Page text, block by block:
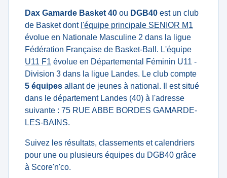
Dax Gamarde Basket 40 ou DGB40 est un club
de Basket dont l'équipe principale SENIOR M1
évolue en Nationale Masculine 2 dans la ligue
Fédération Française de Basket-Ball. L'équipe
U11 F1 évolue en Départemental Féminin U11 -
Division 3 dans la ligue Landes. Le club compte
5 équipes allant de jeunes à national. Il est situé
dans le département Landes (40) à l'adresse
suivante : 75 RUE ABBE BORDES GAMARDE-
LES-BAINS.
Suivez les résultats, classements et calendriers
pour une ou plusieurs équipes du DGB40 grâce
à Score'n'co.